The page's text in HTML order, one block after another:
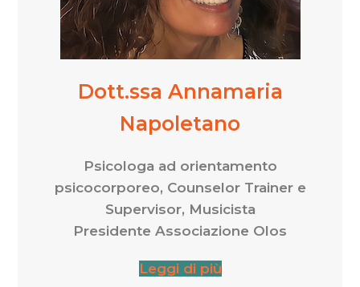
Dott.ssa Annamaria
Napoletano
Psicologa ad orientamento
psicocorporeo, Counselor Trainer e
Supervisor, Musicista
Presidente Associazione Olos
Leggi di più